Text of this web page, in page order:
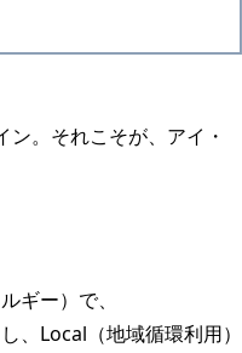
。それこそが、アイ・
ギー）で、
Local（地域循環利用）